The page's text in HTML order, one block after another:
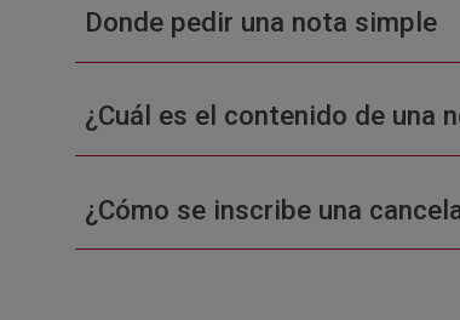
Donde pedir una nota simple
¿Cuál es el contenido de una
¿Cómo se inscribe una